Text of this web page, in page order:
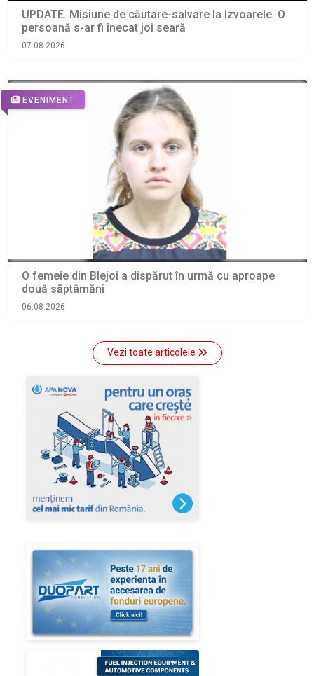
UPDATE. Misiune de căutare-salvare la Izvoarele. O
persoană s-ar fi înecat joi seară
07.08.2026
EVENIMENT
O femeie din Blejoi a dispărut în urmă cu aproape
două săptâmăni
06.08.2026
Vezi toate articolele